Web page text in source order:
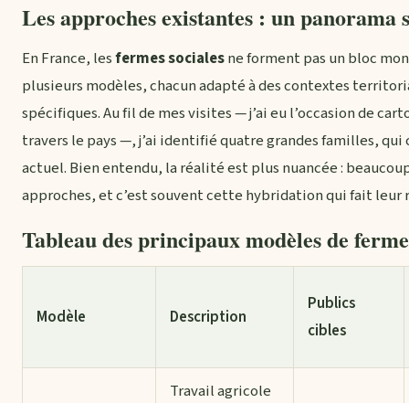
Les approches existantes : un panorama
En France, lesfermes socialesne forment pas un bloc
plusieurs modèles, chacun adapté à des contextes
spécifiques. Au fil de mes visites — j’ai eu l’occasion de
travers le pays —, j’ai identifié quatre grandes familles,
actuel. Bien entendu, la réalité est plus nuancée :
approches, et c’est souvent cette hybridation qui fait leur
Tableau des principaux modèles de
Modèle Description
Publics
cibles
Travail agricole